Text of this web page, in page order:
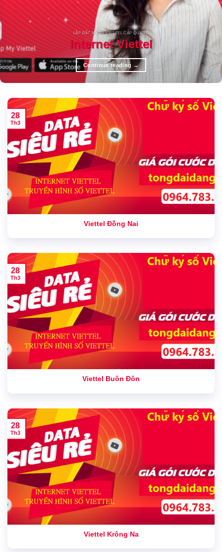
LẮP ĐẶT MẠNG VIETTEL CÁP QUANG
Internet Viettel
Continue reading →
Viettel Đồng Nai
28
Th3
Viettel Buôn Đôn
28
Th3
Viettel Krông Na
28
Th3